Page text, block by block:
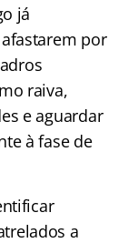
já
por
raiva,
e aguardar
à fase de
a